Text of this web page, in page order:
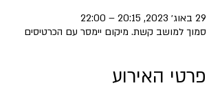
29 באוג׳ 2023, 20:15 – 22:00
סמוך למושב קשת. מיקום יימסר עם הכרטיסים
פרטי האירוע